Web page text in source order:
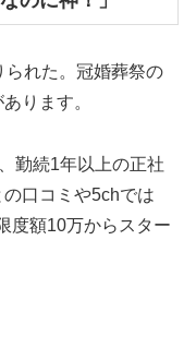
れた。冠婚葬祭の
ります。
勤続1年以上の正社
口コミや5chでは
度額10万からスター